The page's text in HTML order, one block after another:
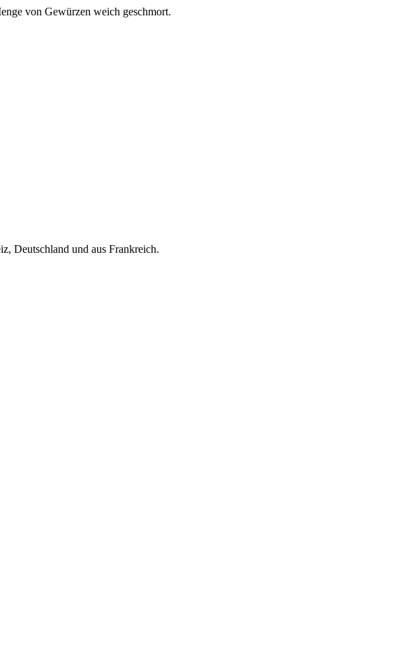
von Gewürzen weich geschmort.
Deutschland und aus Frankreich.